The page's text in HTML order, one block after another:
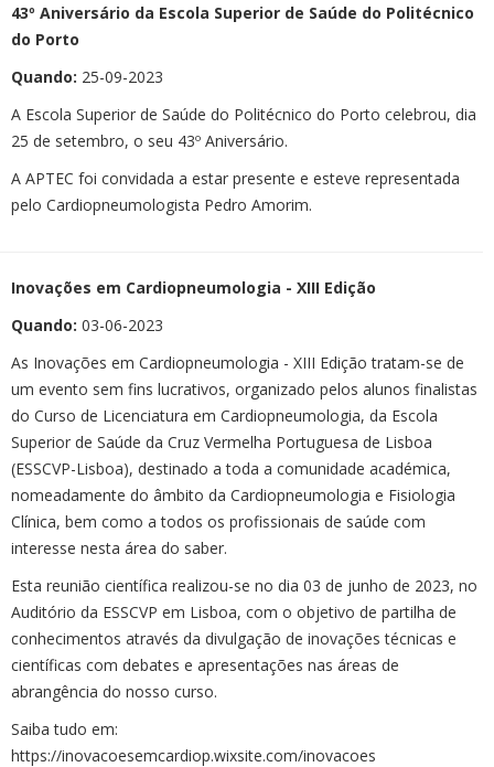
43º Aniversário da Escola Superior de Saúde do Politécnico
do Porto
Quando: 25-09-2023
A Escola Superior de Saúde do Politécnico do Porto celebrou, dia
25 de setembro, o seu 43º Aniversário.
A APTEC foi convidada a estar presente e esteve representada
pelo Cardiopneumologista Pedro Amorim.
Inovações em Cardiopneumologia - XIII Edição
Quando: 03-06-2023
As Inovações em Cardiopneumologia - XIII Edição tratam-se de
um evento sem fins lucrativos, organizado pelos alunos finalistas
do Curso de Licenciatura em Cardiopneumologia, da Escola
Superior de Saúde da Cruz Vermelha Portuguesa de Lisboa
(ESSCVP-Lisboa), destinado a toda a comunidade académica,
nomeadamente do âmbito da Cardiopneumologia e Fisiologia
Clínica, bem como a todos os profissionais de saúde com
interesse nesta área do saber.
Esta reunião científica realizou-se no dia 03 de junho de 2023, no
Auditório da ESSCVP em Lisboa, com o objetivo de partilha de
conhecimentos através da divulgação de inovações técnicas e
científicas com debates e apresentações nas áreas de
abrangência do nosso curso.
Saiba tudo em:
https://inovacoesemcardiop.wixsite.com/inovacoes